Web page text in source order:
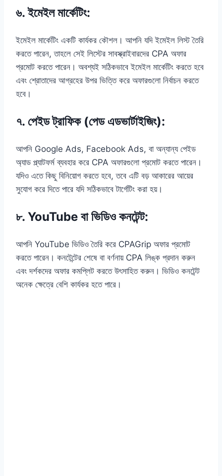
৬.ইমেইল মার্কেটিং:
ইমেইল মার্কেটিং একটি কার্যকর কৌশল। আপনি যদি ইমেইল লিস্ট তৈরি
করতে পারেন, তাহলে সেই লিস্টের সাবস্ক্রাইবারদের CPA অফার
প্রমোট করতে পারেন। অবশ্যই সঠিকভাবে ইমেইল মার্কেটিং করতে হবে
এবং শ্রোতাদের আগ্রহের উপর ভিত্তি করে অফারগুলো নির্বাচন করতে
হবে।
৭. পেইড ট্রাফিক (পেড এডভার্টাইজিং):
আপনি Google Ads, Facebook Ads, বা অন্যান্য পেইড
অ্যাড প্ল্যাটফর্ম ব্যবহার করে CPA অফারগুলো প্রমোট করতে পারেন।
যদিও এতে কিছু বিনিয়োগ করতে হবে, তবে এটি বড় আকারের আয়ের
সুযোগ করে দিতে পারে যদি সঠিকভাবে টার্গেটিং করা হয়।
৮. YouTube বা ভিডিও কনটেন্ট:
আপনি YouTube ভিডিও তৈরি করে CPAGrip অফার প্রমোট
করতে পারেন। কনটেন্টের শেষে বা বর্ণনায় CPA লিঙ্ক প্রদান করুন
এবং দর্শকদের অফার কমপ্লিট করতে উৎসাহিত করুন। ভিডিও কনটেন্ট
অনেক ক্ষেত্রে বেশি কার্যকর হতে পারে।